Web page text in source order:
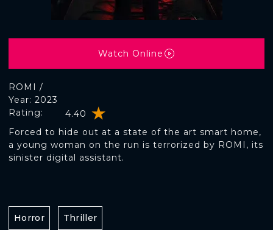
ROMI /
Rating: 4.40
Year: 2023
Forced to hide out at a state of the art smart home,
a young woman on the run is terrorized by ROMI, its
sinister digital assistant.
Watch Online
Horror Thriller